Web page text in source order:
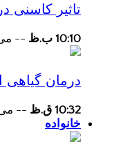
تاثیر کاسنی
10:10 ب.ظ -- می 29,
درمان گیاهی
10:32 ق.ظ -- می 28,
خانواده